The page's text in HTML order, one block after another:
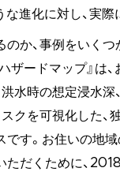
な進化に対し、実
か、事例をいくつ
ザードマップ』は
洪水時の想定浸水深
クを可視化した、
です。お住いの地
ただくために、